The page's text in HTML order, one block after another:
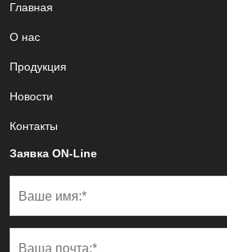
Главная
О нас
Продукция
Новости
Контакты
Заявка ON-Line